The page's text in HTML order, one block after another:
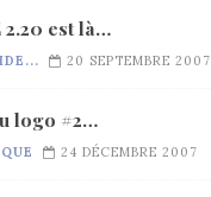
2.20 est là…
20 SEPTEMBRE 2007
logo #2…
24 DÉCEMBRE 2007